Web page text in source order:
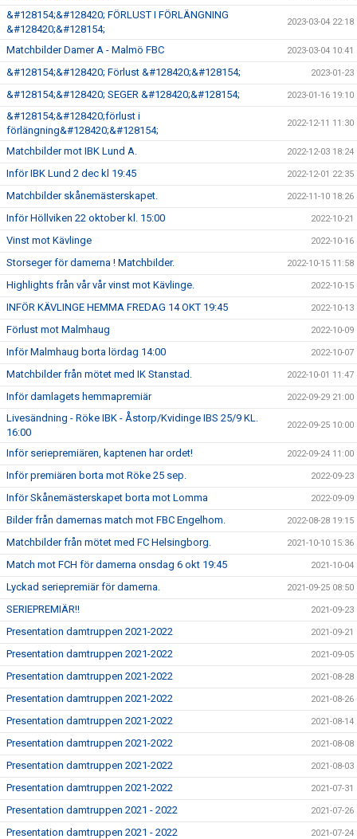
&#128154;&#128420; FÖRLUST I FÖRLÄNGNING
&#128420;&#128154;
2023-03-04 22:18
Matchbilder Damer A - Malmö FBC 2023-03-04 10:41
&#128154;&#128420; Förlust &#128420;&#128154; 2023-01-23
&#128154;&#128420; SEGER &#128420;&#128154; 2023-01-16 19:10
&#128154;&#128420;förlust i
förlängning&#128420;&#128154;
2022-12-11 11:30
Matchbilder mot IBK Lund A. 2022-12-03 18:24
Inför IBK Lund 2 dec kl 19:45 2022-12-01 22:35
Matchbilder skånemästerskapet. 2022-11-10 18:26
Inför Höllviken 22 oktober kl. 15:00 2022-10-21
Vinst mot Kävlinge 2022-10-16
Storseger för damerna ! Matchbilder. 2022-10-15 11:58
Highlights från vår vår vinst mot Kävlinge. 2022-10-15
INFÖR KÄVLINGE HEMMA FREDAG 14 OKT 19:45 2022-10-13
Förlust mot Malmhaug 2022-10-09
Inför Malmhaug borta lördag 14:00 2022-10-07
Matchbilder från mötet med IK Stanstad. 2022-10-01 11:47
Inför damlagets hemmapremiär 2022-09-29 21:00
Livesändning - Röke IBK - Åstorp/Kvidinge IBS 25/9 KL.
16:00
2022-09-25 10:00
Inför seriepremiären, kaptenen har ordet! 2022-09-24 11:00
Inför premiären borta mot Röke 25 sep. 2022-09-23
Inför Skånemästerskapet borta mot Lomma 2022-09-09
Bilder från damernas match mot FBC Engelhom. 2022-08-28 19:15
Matchbilder från mötet med FC Helsingborg. 2021-10-10 15:36
Match mot FCH för damerna onsdag 6 okt 19:45 2021-10-04
Lyckad seriepremiär för damerna. 2021-09-25 08:50
SERIEPREMIÄR!! 2021-09-23
Presentation damtruppen 2021-2022 2021-09-21
Presentation damtruppen 2021-2022 2021-09-05
Presentation damtruppen 2021-2022 2021-08-28
Presentation damtruppen 2021-2022 2021-08-26
Presentation damtruppen 2021-2022 2021-08-14
Presentation damtruppen 2021-2022 2021-08-08
Presentation damtruppen 2021-2022 2021-08-03
Presentation damtruppen 2021-2022 2021-07-31
Presentation damtruppen 2021 - 2022 2021-07-26
Presentation damtruppen 2021 - 2022 2021-07-24